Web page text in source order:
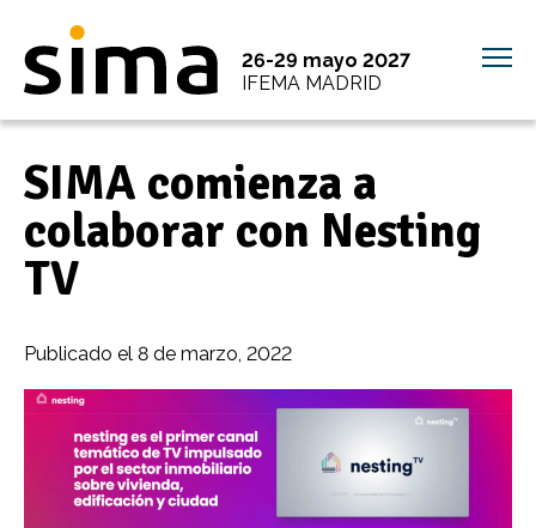
26-29 mayo 2027
IFEMA MADRID
SIMA comienza a
colaborar con Nesting
TV
Publicado el 8 de marzo, 2022